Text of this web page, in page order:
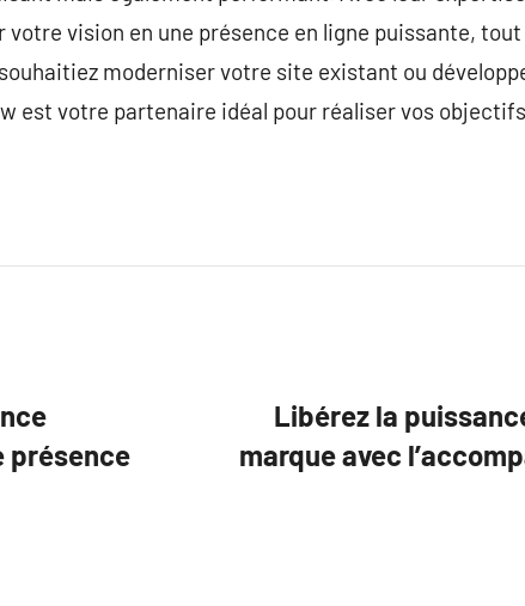
vision en une présence en ligne puissante,
moderniser votre site existant ou
est votre partenaire idéal pour réaliser vos
présence
Libérez la
marque avec